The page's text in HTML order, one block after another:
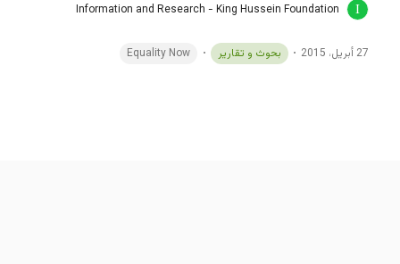
Information and Research - King Hussein Foundation
27 أبريل، 2015 بحوث و تقارير Equality Now